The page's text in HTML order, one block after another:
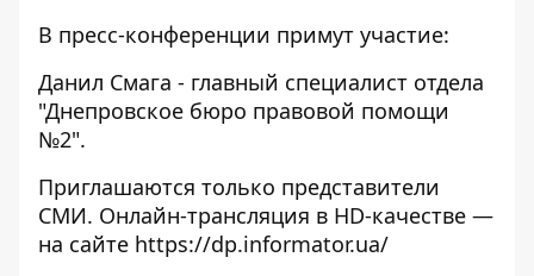
В пресс-конференции примут участие:
Данил Смага - главный специалист отдела
"Днепровское бюро правовой помощи
№2".
Приглашаются только представители
СМИ. Онлайн-трансляция в HD-качестве —
на сайте https://dp.informator.ua/